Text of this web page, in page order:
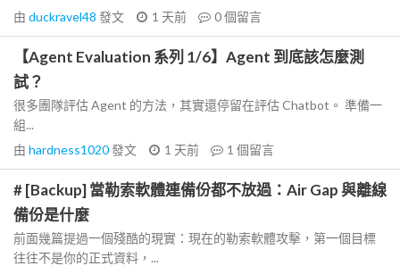
由 duckravel48 發文 1 天前 0個留言
【Agent Evaluation 系列 1/6】Agent 到底該怎麼測
試？
很多團隊評估 Agent 的方法，其實還停留在評估 Chatbot。 準備一
組...
由 hardness1020發文 1 天前 1 個留言
# [Backup] 當勒索軟體連備份都不放過：Air Gap 與離線
備份是什麼
前面幾篇提過一個殘酷的現實：現在的勒索軟體攻擊，第一個目標
往往不是你的正式資料，...